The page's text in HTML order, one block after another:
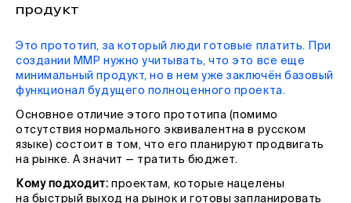
продукт
Это прототип, за который люди готовые платить. При
создании MMP нужно учитывать, что это все еще
минимальный продукт, но в нем уже заключён базовый
функционал будущего полноценного проекта.
Основное отличие этого прототипа (помимо
отсутствия нормального эквивалентна в русском
языке) состоит в том, что его планируют продвигать
на рынке. А значит — тратить бюджет.
Кому подходит:проектам, которые нацелены
на быстрый выход на рынок и готовы запланировать